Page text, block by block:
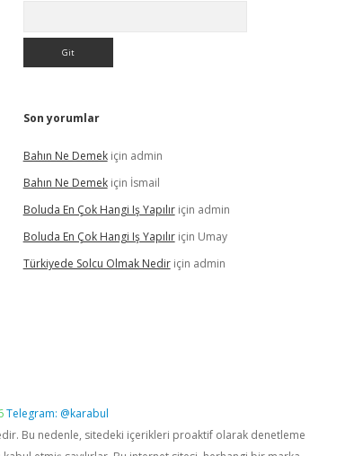
Son yorumlar
Bahın Ne Demekiçin admin
Bahın Ne Demekiçin İsmail
Boluda En Çok Hangi Iş Yapılıriçin admin
Boluda En Çok Hangi Iş Yapılıriçin Umay
Türkiyede Solcu Olmak Nediriçin admin
Telegram: @karabul
Bu nedenle, sitedeki içerikleri proaktif olarak denetleme